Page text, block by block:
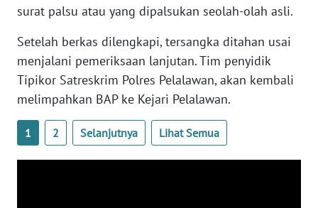
surat palsu atau yang dipalsukan seolah-olah asli.
Setelah berkas dilengkapi, tersangka ditahan usai
menjalani pemeriksaan lanjutan. Tim penyidik
Tipikor Satreskrim Polres Pelalawan, akan kembali
melimpahkan BAP ke Kejari Pelalawan.
1 2 Selanjutnya Lihat Semua
JAMBI
WN
SULTRA
WN
WN
SULTENG